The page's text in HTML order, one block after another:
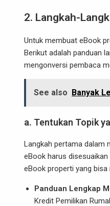
2. Langkah-
Untuk membuat eBook
Berikut adalah panduan
mengonversi pembaca
See also Banyak
a. Tentukan Topik
Langkah pertama dalam
eBook harus
eBook properti yang
Panduan Lengkap
Kredit Pemilikan